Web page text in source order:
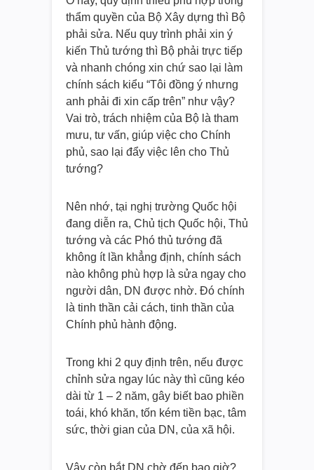
thẩm quyền của Bộ Xây dựng thì Bộ
phải sửa. Nếu quy trình phải xin ý
kiến Thủ tướng thì Bộ phải trực tiếp
và nhanh chóng xin chứ sao lại làm
chính sách kiểu “Tôi đồng ý nhưng
anh phải đi xin cấp trên” như vậy?
Vai trò, trách nhiệm của Bộ là tham
mưu, tư vấn, giúp việc cho Chính
phủ, sao lại đẩy việc lên cho Thủ
tướng?
Nên nhớ, tại nghị trường Quốc hội
đang diễn ra, Chủ tịch Quốc hội, Thủ
tướng và các Phó thủ tướng đã
không ít lần khẳng định, chính sách
nào không phù hợp là sửa ngay cho
người dân, DN được nhờ. Đó chính
là tinh thần cải cách, tinh thần của
Chính phủ hành động.
Trong khi 2 quy định trên, nếu được
chỉnh sửa ngay lúc này thì cũng kéo
dài từ 1 – 2 năm, gây biết bao phiền
toái, khó khăn, tốn kém tiền bạc, tâm
sức, thời gian của DN, của xã hội.